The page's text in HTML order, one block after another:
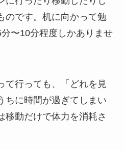
のです。机に向かって勉
〜10分程度しかありませ
て行っても、「どれを見
ちに時間が過ぎてしまい
移動だけで体力を消耗さ